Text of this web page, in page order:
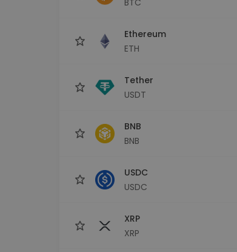
Finde deine Krypto-Strategie
Ethereum
ETH
Tether
USDT
BNB
BNB
USDC
USDC
XRP
XRP